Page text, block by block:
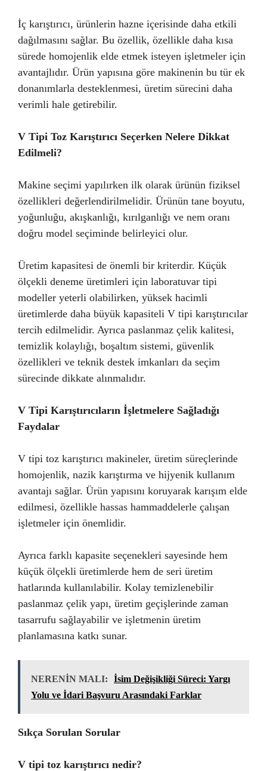
İç karıştırıcı, ürünlerin hazne içerisinde daha etkili
dağılmasını sağlar. Bu özellik, özellikle daha kısa
sürede homojenlik elde etmek isteyen işletmeler için
avantajlıdır. Ürün yapısına göre makinenin bu tür ek
donanımlarla desteklenmesi, üretim sürecini daha
verimli hale getirebilir.
V Tipi Toz Karıştırıcı Seçerken Nelere Dikkat
Edilmeli?
Makine seçimi yapılırken ilk olarak ürünün fiziksel
özellikleri değerlendirilmelidir. Ürünün tane boyutu,
yoğunluğu, akışkanlığı, kırılganlığı ve nem oranı
doğru model seçiminde belirleyici olur.
Üretim kapasitesi de önemli bir kriterdir. Küçük
ölçekli deneme üretimleri için laboratuvar tipi
modeller yeterli olabilirken, yüksek hacimli
üretimlerde daha büyük kapasiteli V tipi karıştırıcılar
tercih edilmelidir. Ayrıca paslanmaz çelik kalitesi,
temizlik kolaylığı, boşaltım sistemi, güvenlik
özellikleri ve teknik destek imkanları da seçim
sürecinde dikkate alınmalıdır.
V Tipi Karıştırıcıların İşletmelere Sağladığı
Faydalar
V tipi toz karıştırıcı makineler, üretim süreçlerinde
homojenlik, nazik karıştırma ve hijyenik kullanım
avantajı sağlar. Ürün yapısını koruyarak karışım elde
edilmesi, özellikle hassas hammaddelerle çalışan
işletmeler için önemlidir.
Ayrıca farklı kapasite seçenekleri sayesinde hem
küçük ölçekli üretimlerde hem de seri üretim
hatlarında kullanılabilir. Kolay temizlenebilir
paslanmaz çelik yapı, üretim geçişlerinde zaman
tasarrufu sağlayabilir ve işletmenin üretim
planlamasına katkı sunar.
NERENİN MALI:
İsim Değişikliği Süreci: Yargı
Yolu ve İdari Başvuru Arasındaki Farklar
Sıkça Sorulan Sorular
V tipi toz karıştırıcı nedir?